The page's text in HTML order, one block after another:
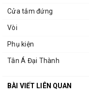
Cửa tắm đứng
Vòi
Phụ kiện
Tân Á Đại Thành
BÀI VIẾT LIÊN QUAN